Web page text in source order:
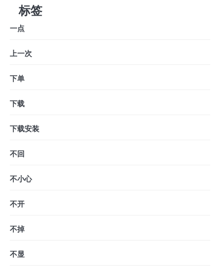
标签
一点
上一次
下单
下载
下载安装
不回
不小心
不开
不掉
不显